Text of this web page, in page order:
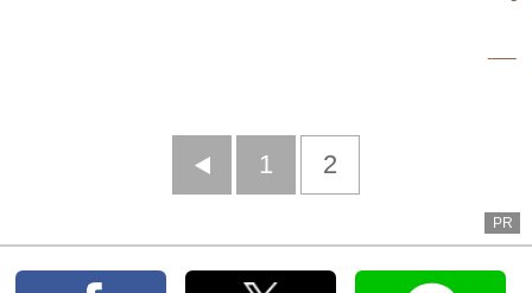
前
1 2
PR